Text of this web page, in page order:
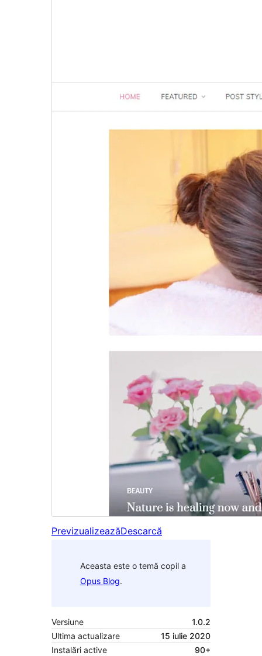
PrevizualizeazăDescarcă
Aceasta este o temă copil a
Opus Blog.
Versiune
1.0.2
Ultima actualizare
15 iulie 2020
Instalări active
90+